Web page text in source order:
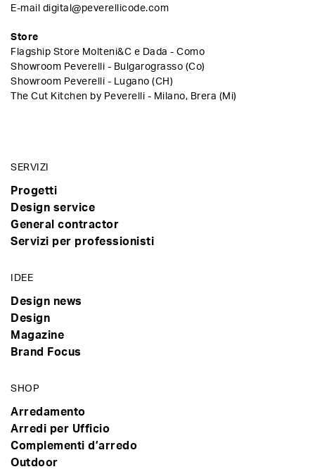
E-mail digital@peverellicode.com
Store
Flagship Store Molteni&C e Dada - Como
Showroom Peverelli - Bulgarograsso (Co)
Showroom Peverelli - Lugano (CH)
The Cut Kitchen by Peverelli - Milano, Brera (Mi)
SERVIZI
Progetti
Design service
General contractor
Servizi per professionisti
IDEE
Design news
Design
Magazine
Brand Focus
SHOP
Arredamento
Arredi per Ufficio
Complementi d’arredo
Outdoor